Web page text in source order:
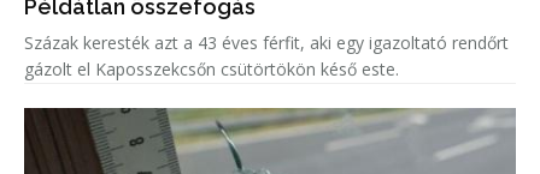
Példátlan összefogás
Százak keresték azt a 43 éves férfit, aki egy igazoltató rendőrt
gázolt el Kaposszekcsőn csütörtökön késő este.